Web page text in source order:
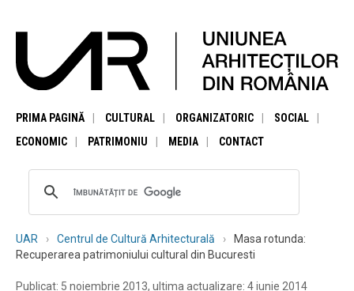
PRIMA PAGINĂ CULTURAL ORGANIZATORIC
SOCIAL
ECONOMIC
PATRIMONIU MEDIA CONTACT
UAR Centrul de Cultură Arhitecturală
Masa rotunda:
Recuperarea patrimoniului cultural din Bucuresti
Publicat: 5 noiembrie 2013, ultima actualizare: 4 iunie 2014